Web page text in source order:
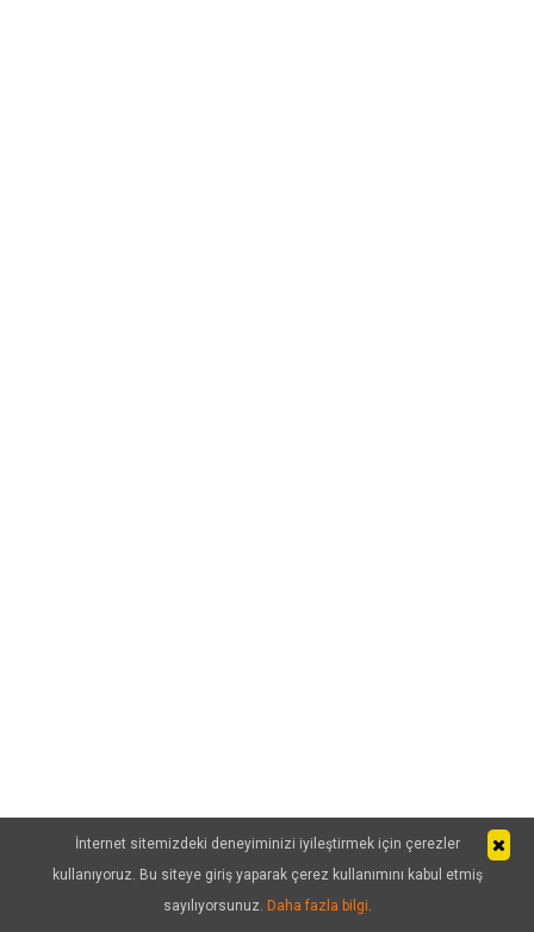
İnternet sitemizdeki deneyiminizi iyileştirmek için çerezler
kullanıyoruz. Bu siteye giriş yaparak çerez kullanımını kabul etmiş
sayılıyorsunuz. Daha fazla bilgi.